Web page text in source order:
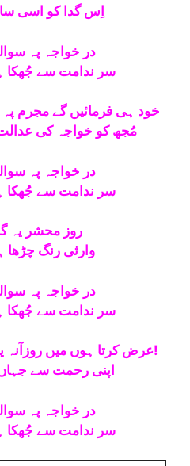
اِس گدا کو اسی
در خواجہ پہ
سر ندامت سے جُھکا
خود ہی فرمائیں گے مجرم
در خواجہ پہ
سر ندامت سے جُھکا
روز محشر یہ
وارثی رنگ چڑھا
در خواجہ پہ
سر ندامت سے جُھکا
عرض کرتا ہوں میں روزآنہ یہ خواجہ سے خلیل!
اپنی رحمت سے
در خواجہ پہ
سر ندامت سے جُھکا